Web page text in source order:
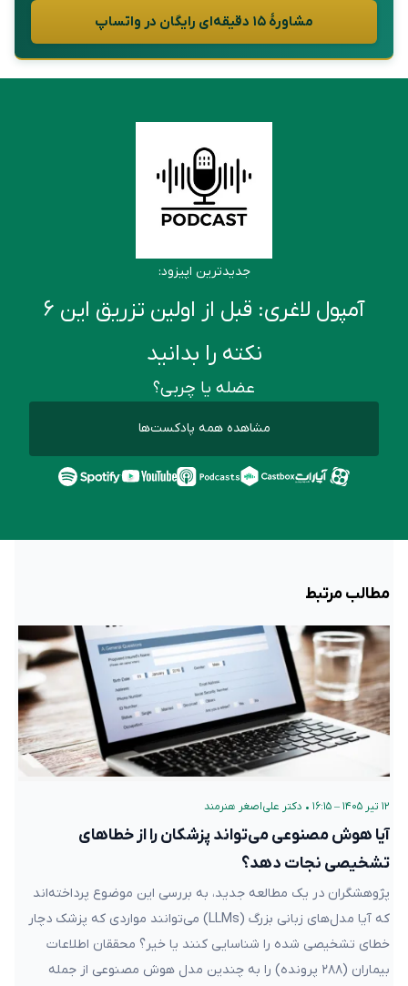
مشاورهٔ ۱۵ دقیقه‌ای رایگان در واتساپ
جدیدترین اپیزود:
آمپول لاغری: قبل از اولین تزریق این ۶
نکته را بدانید
عضله یا چربی؟
مشاهده همه پادکست‌ها
مطالب مرتبط
۱۲ تیر ۱۴۰۵ – ۱۶:۱۵ • دکتر علی‌اصغر هنرمند
آیا هوش مصنوعی می‌تواند پزشکان را از خطاهای
تشخیصی نجات دهد؟
پژوهشگران در یک مطالعه جدید، به بررسی این موضوع پرداخته‌اند
که آیا مدل‌های زبانی بزرگ (LLMs) می‌توانند مواردی که پزشک دچار
خطای تشخیصی شده را شناسایی کنند یا خیر؟ محققان اطلاعات
بیماران (۲۸۸ پرونده) را به چندین مدل هوش مصنوعی از جمله